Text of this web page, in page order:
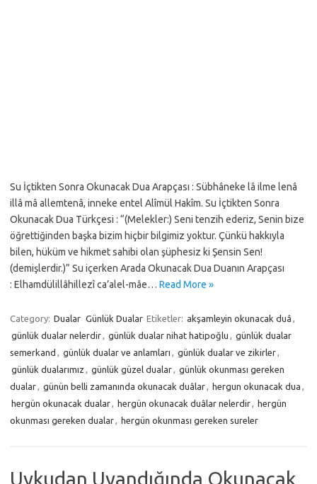
Su İçtikten Sonra Okunacak Dua Arapçası : Sübhâneke lâ ilme lenâ
illâ mâ allemtenâ, inneke entel Alîmül Hakîm. Su İçtikten Sonra
Okunacak Dua Türkçesi : “(Melekler:) Seni tenzih ederiz, Senin bize
öğrettiğinden başka bizim hiçbir bilgimiz yoktur. Çünkü hakkıyla
bilen, hüküm ve hikmet sahibi olan şüphesiz ki Şensin Sen!
(demişlerdir.)” Su içerken Arada Okunacak Dua Duanın Arapçası
: Elhamdülillâhillezî ca’alel-mâe… Read More »
Category: Dualar Günlük Dualar Etiketler: akşamleyin okunacak duâ ,
günlük dualar nelerdir, günlük dualar nihat hatipoğlu , günlük dualar
semerkand , günlük dualar ve anlamları , günlük dualar ve zikirler,
günlük dualarımız , günlük güzel dualar, günlük okunması gereken
dualar, günün belli zamanında okunacak duâlar, hergun okunacak dua ,
hergün okunacak dualar, hergün okunacak duâlar nelerdir, hergün
okunması gereken dualar, hergün okunması gereken sureler
Uykudan Uyandığında Okunacak